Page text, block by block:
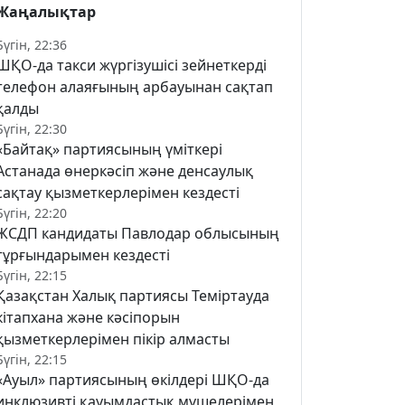
22:36
да такси жүргізушісі зейнеткерді
алаяғының арбауынан сақтап
22:30
партиясының үміткері
өнеркәсіп және денсаулық
қызметкерлерімен кездесті
22:20
кандидаты Павлодар облысының
кездесті
22:15
Халық партиясы Теміртауда
және кәсіпорын
пікір алмасты
22:15
партиясының өкілдері ШҚО-да